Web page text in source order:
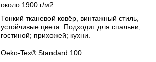
около 1900 г/м2
Тонкий тканевой ковёр, винтажный стиль,
устойчивые цвета. Подходит для спальни;
гостиной; прихожей; кухни.
Oeko-Tex® Standard 100